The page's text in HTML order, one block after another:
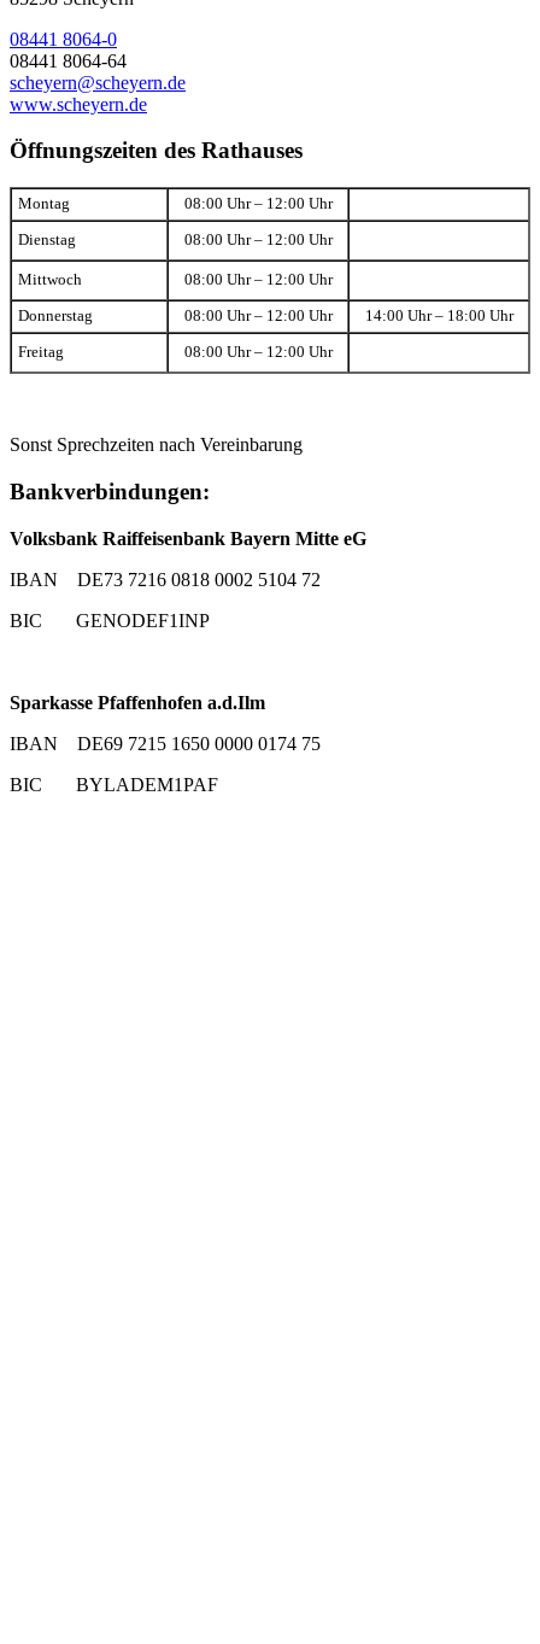
08441 8064-0
08441 8064-64
scheyern@scheyern.de
www.scheyern.de
Öffnungszeiten des Rathauses
Montag 08:00 Uhr – 12:00 Uhr
Dienstag 08:00 Uhr – 12:00 Uhr
Mittwoch 08:00 Uhr – 12:00 Uhr
Donnerstag 08:00 Uhr – 12:00 Uhr 14:00 Uhr – 18:00 Uhr
Freitag 08:00 Uhr – 12:00 Uhr
Sonst Sprechzeiten nach Vereinbarung
Bankverbindungen:
Volksbank Raiffeisenbank Bayern Mitte eG
IBAN DE73 7216 0818 0002 5104 72
BIC GENODEF1INP
Sparkasse Pfaffenhofen a.d.Ilm
IBAN DE69 7215 1650 0000 0174 75
BIC BYLADEM1PAF